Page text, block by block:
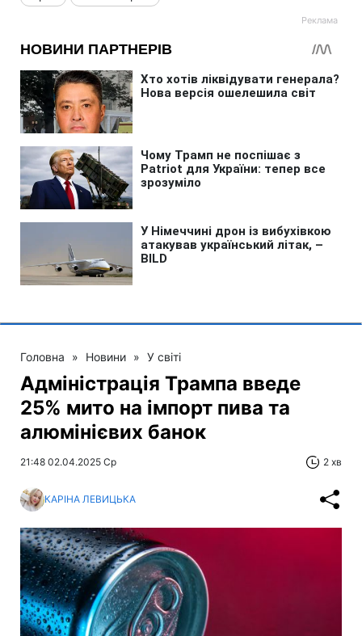
Головна » Новини » У світі
Адміністрація Трампа введе
25% мито на імпорт пива та
алюмінієвих банок
21:48 02.04.2025 Ср 2 хв
КАРІНА ЛЕВИЦЬКА